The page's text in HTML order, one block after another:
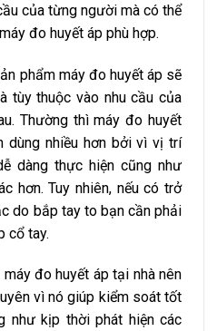
của từng người mà có thể
đo huyết áp phù hợp.
phẩm máy đo huyết áp sẽ
tùy thuộc vào nhu cầu của
Thường thì máy đo huyết
dùng nhiều hơn bởi vì vị trí
dàng thực hiện cũng như
hơn. Tuy nhiên, nếu có trở
do bắp tay to bạn cần phải
cổ tay.
đo huyết áp tại nhà nên
vì nó giúp kiểm soát tốt
như kịp thời phát hiện các